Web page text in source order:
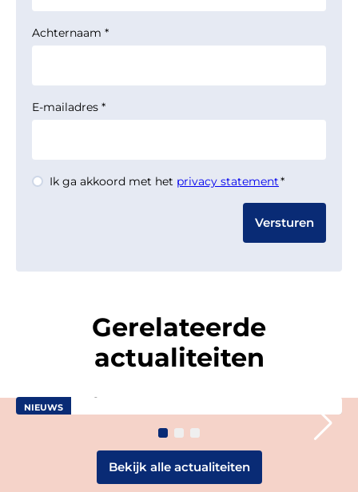
Achternaam *
E-mailadres *
Instemming
*
Ik ga akkoord met het privacy statement*
Gerelateerde
actualiteiten
NIEUWS
Monitoringrapportage
Ecologisch herstel Eems-
monitoringrapportage over de periode 2022-2024
gepresenteerd. Dit meerjarenprogramma werkt aan een
ecologisch gezond […]
Bekijk alle actualiteiten